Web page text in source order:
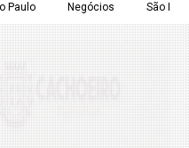
Paulo Negócios São